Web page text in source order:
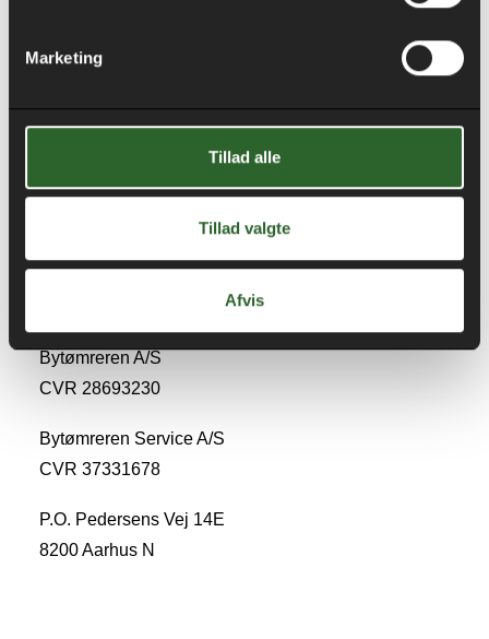
Marketing
Tillad alle
Tillad valgte
Afvis
Bytømreren A/S
CVR 28693230
Bytømreren Service A/S
CVR 37331678
P.O. Pedersens Vej 14E
8200 Aarhus N